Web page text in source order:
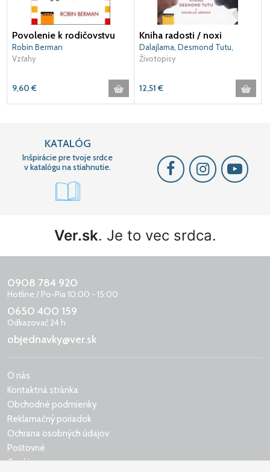
Povolenie k rodičovstvu
Robin Berman
Vzťahy
9,60 €
Kniha radosti / noxi
Dalajlama, Desmond Tutu,
Douglas Abrams
Životopisy
12,51 €
KATALÓG
Inšpirácie pre tvoje srdce
v katalógu na stiahnutie.
Ver.sk. Je to vec srdca.
0908 784 920
Hotline / Po-Pia 10:00 - 15:00
0650 400 159
Odkazovač 24 h
objednavky@ver.sk
O nás
Kontaktná stránka
Obchodné podmienky
Reklamačný poriadok
Ochrana osobných údajov
Poštovné
Cookies